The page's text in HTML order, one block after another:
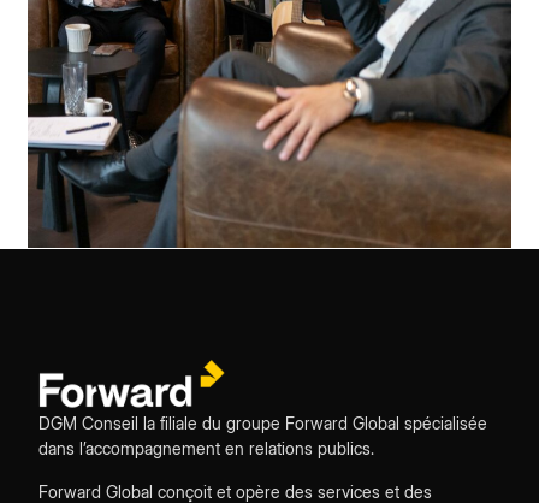
DGM Conseil la filiale du groupe Forward Global spécialisée
dans l’accompagnement en relations publics.
Forward Global conçoit et opère des services et des